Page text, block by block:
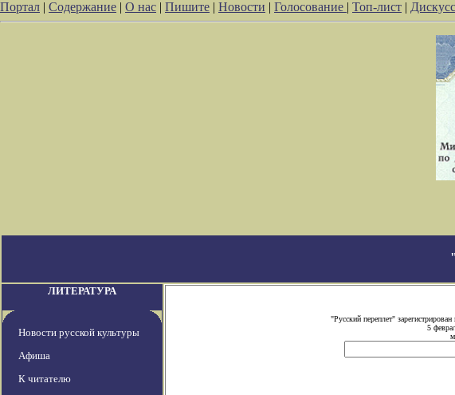
Портал | Содержание | О нас | Пишите | Новости | Голосование | Топ-лист |
ЛИТЕРАТУРА
Новости русской культуры
Афиша
К читателю
"Русский переплет"
5